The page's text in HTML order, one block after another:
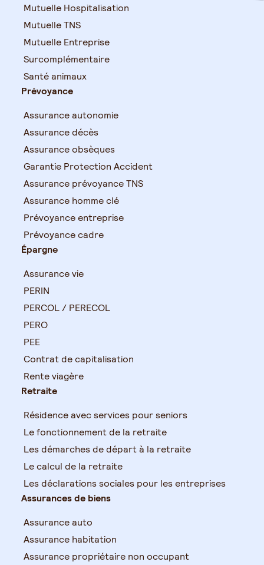
Mutuelle Hospitalisation
Mutuelle TNS
Mutuelle Entreprise
Surcomplémentaire
Santé animaux
Prévoyance
Assurance autonomie
Assurance décès
Assurance obsèques
Garantie Protection Accident
Assurance prévoyance TNS
Assurance homme clé
Prévoyance entreprise
Prévoyance cadre
Épargne
Assurance vie
PERIN
PERCOL / PERECOL
PERO
PEE
Contrat de capitalisation
Rente viagère
Retraite
Résidence avec services pour seniors
Le fonctionnement de la retraite
Les démarches de départ à la retraite
Le calcul de la retraite
Les déclarations sociales pour les entreprises
Assurances de biens
Assurance auto
Assurance habitation
Assurance propriétaire non occupant